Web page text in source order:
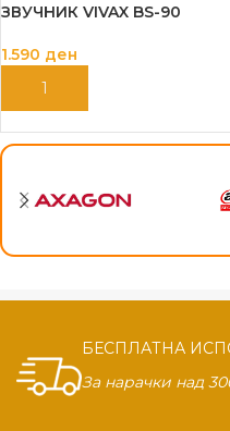
ЗВУЧНИК VIVAX BS-90
1.590 ден
ДОДАЈ ВО КОШНИЦА
БЕСПЛАТНА
За нарачки над